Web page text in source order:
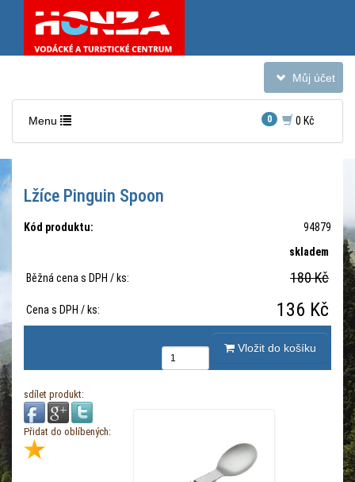
Toggle
navigation
Můj účet
Toggle
Menu 0 0 Kč
Lžíce Pinguin Spoon
Kód produktu:
94879
skladem
180 Kč
Běžná cena s DPH / ks:
136 Kč
Cena s DPH / ks:
Vložit do košíku
sdílet produkt:
Přidat do oblíbených: